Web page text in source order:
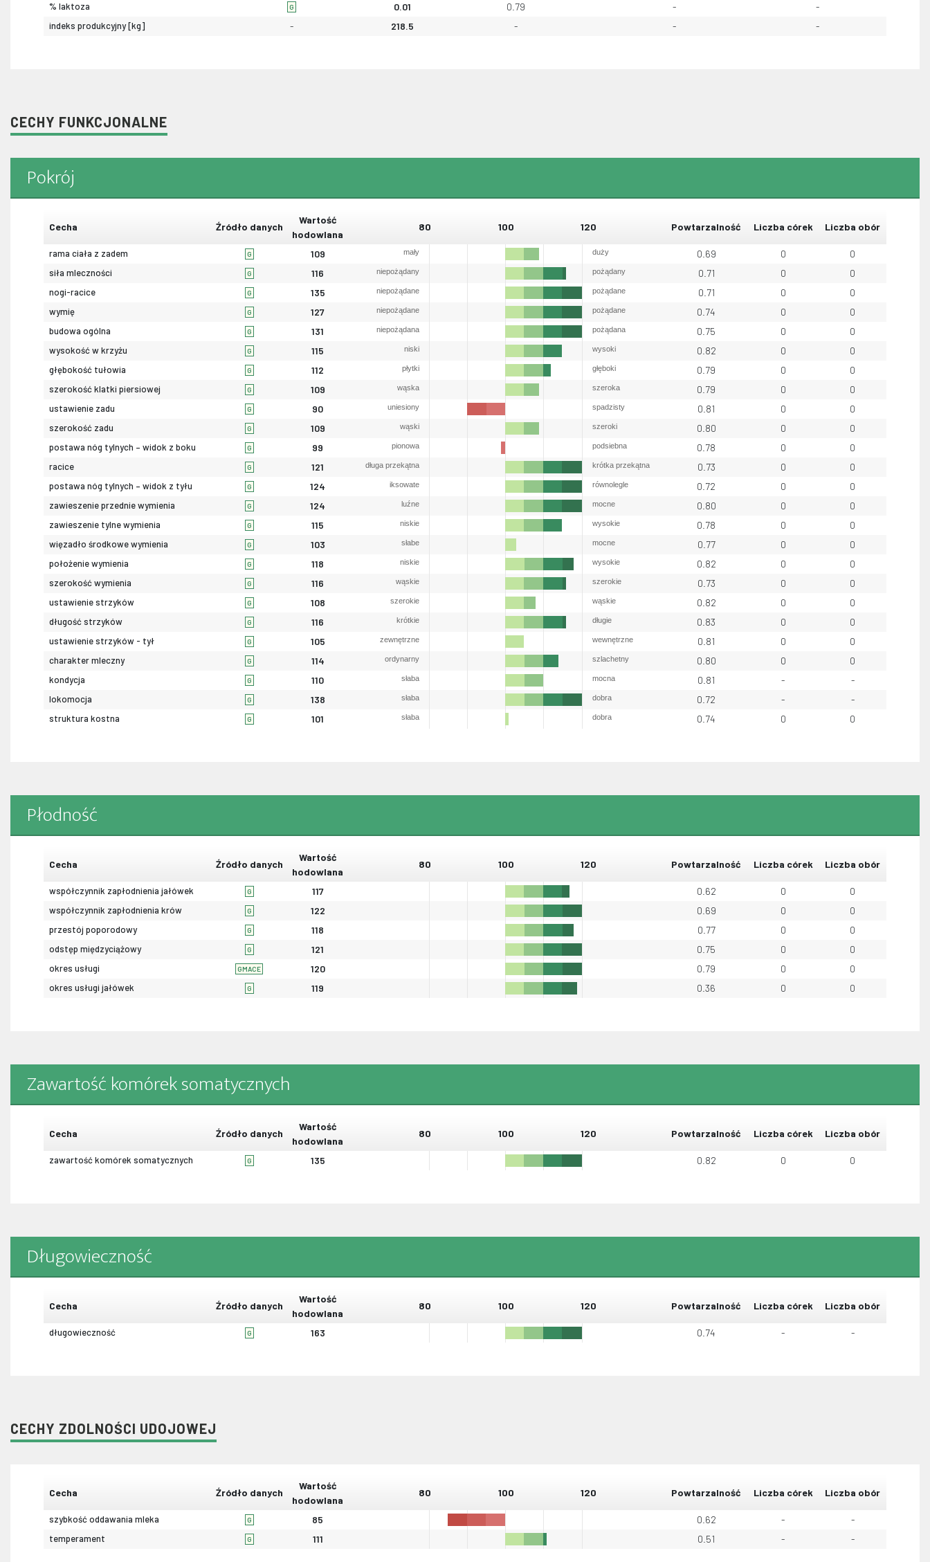
% laktoza G 0.01 0.79 - -
indeks produkcyjny [kg] - 218.5 - - -
CECHY FUNKCJONALNE
Pokrój
Cecha Źródło danych
Wartość
hodowlana
80 100 120 Powtarzalność Liczba córek Liczba obór
rama ciała z zadem G 109 mały duży 0.69 0 0
siła mleczności G 116 niepożądany pożądany 0.71 0 0
nogi-racice G 135 niepożądane pożądane 0.71 0 0
wymię G 127 niepożądane pożądane 0.74 0 0
budowa ogólna G 131 niepożądana pożądana 0.75 0 0
wysokość w krzyżu G 115 niski wysoki 0.82 0 0
głębokość tułowia G 112 płytki głęboki 0.79 0 0
szerokość klatki piersiowej G 109 wąska szeroka 0.79 0 0
ustawienie zadu G 90 uniesiony spadzisty 0.81 0 0
szerokość zadu G 109 wąski szeroki 0.80 0 0
postawa nóg tylnych – widok z boku G 99 pionowa podsiebna 0.78 0 0
racice G 121 długa przekątna krótka przekątna 0.73 0 0
postawa nóg tylnych – widok z tyłu G 124 iksowate równolegle 0.72 0 0
zawieszenie przednie wymienia G 124 luźne mocne 0.80 0 0
zawieszenie tylne wymienia G 115 niskie wysokie 0.78 0 0
więzadło środkowe wymienia G 103 słabe mocne 0.77 0 0
położenie wymienia G 118 niskie wysokie 0.82 0 0
szerokość wymienia G 116 wąskie szerokie 0.73 0 0
ustawienie strzyków G 108 szerokie wąskie 0.82 0 0
długość strzyków G 116 krótkie długie 0.83 0 0
ustawienie strzyków - tył G 105 zewnętrzne wewnętrzne 0.81 0 0
charakter mleczny G 114 ordynarny szlachetny 0.80 0 0
kondycja G 110 słaba mocna 0.81 - -
lokomocja G 138 słaba dobra 0.72 - -
struktura kostna G 101 słaba dobra 0.74 0 0
Płodność
Cecha Źródło danych
Wartość
hodowlana
80 100 120 Powtarzalność Liczba córek Liczba obór
współczynnik zapłodnienia jałówek G 117 0.62 0 0
współczynnik zapłodnienia krów G 122 0.69 0 0
przestój poporodowy G 118 0.77 0 0
odstęp międzyciążowy G 121 0.75 0 0
okres usługi GMACE 120 0.79 0 0
okres usługi jałówek G 119 0.36 0 0
Zawartość komórek somatycznych
Cecha Źródło danych
Wartość
hodowlana
80 100 120 Powtarzalność Liczba córek Liczba obór
zawartość komórek somatycznych G 135 0.82 0 0
Długowieczność
Cecha Źródło danych
Wartość
hodowlana
80 100 120 Powtarzalność Liczba córek Liczba obór
długowieczność G 163 0.74 - -
CECHY ZDOLNOŚCI UDOJOWEJ
Cecha Źródło danych
Wartość
hodowlana
80 100 120 Powtarzalność Liczba córek Liczba obór
szybkość oddawania mleka G 85 0.62 - -
temperament G 111 0.51 - -